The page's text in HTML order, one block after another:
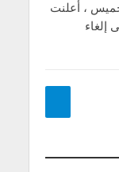
، أعلنت
إلغاء